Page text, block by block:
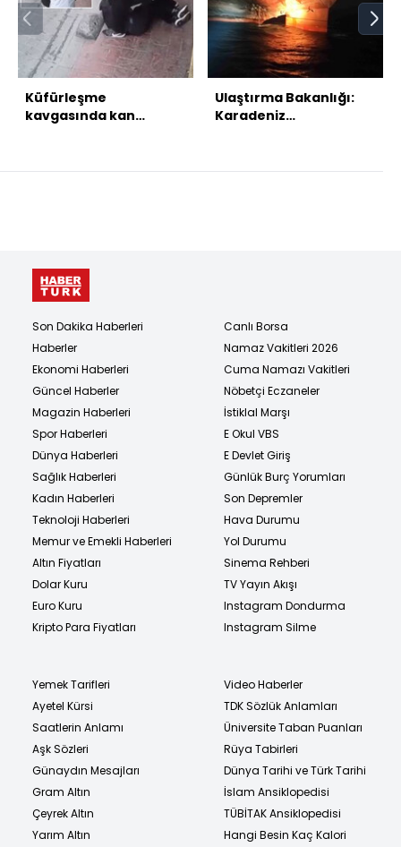
Küfürleşme
kavgasında kan
tekmeledi!
Ulaştırma Bakanlığı:
Karadeniz
düzenlendi
Son Dakika Haberleri
Haberler
Ekonomi Haberleri
Güncel Haberler
Magazin Haberleri
Spor Haberleri
Dünya Haberleri
Sağlık Haberleri
Kadın Haberleri
Teknoloji Haberleri
Memur ve Emekli Haberleri
Altın Fiyatları
Dolar Kuru
Euro Kuru
Kripto Para Fiyatları
Canlı Borsa
Namaz Vakitleri 2026
Cuma Namazı Vakitleri
Nöbetçi Eczaneler
İstiklal Marşı
E Okul VBS
E Devlet Giriş
Günlük Burç Yorumları
Son Depremler
Hava Durumu
Yol Durumu
Sinema Rehberi
TV Yayın Akışı
Instagram Dondurma
Instagram Silme
Yemek Tarifleri
Ayetel Kürsi
Saatlerin Anlamı
Aşk Sözleri
Günaydın Mesajları
Gram Altın
Çeyrek Altın
Yarım Altın
Video Haberler
TDK Sözlük Anlamları
Üniversite Taban Puanları
Rüya Tabirleri
Dünya Tarihi ve Türk Tarihi
İslam Ansiklopedisi
TÜBİTAK Ansiklopedisi
Hangi Besin Kaç Kalori